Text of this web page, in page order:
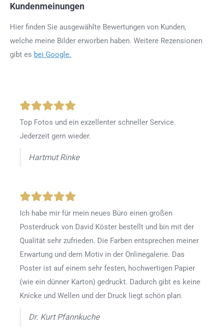
Kundenmeinungen
Hier finden Sie ausgewählte Bewertungen von Kunden,
welche meine Bilder erworben haben. Weitere Rezensionen
gibt es bei Google.
Top Fotos und ein exzellenter schneller Service.
Jederzeit gern wieder.
Hartmut Rinke
Ich habe mir für mein neues Büro einen großen
Posterdruck von David Köster bestellt und bin mit der
Qualität sehr zufrieden. Die Farben entsprechen meiner
Erwartung und dem Motiv in der Onlinegalerie. Das
Poster ist auf einem sehr festen, hochwertigen Papier
(wie ein dünner Karton) gedruckt. Dadurch gibt es keine
Knicke und Wellen und der Druck liegt schön plan.
Dr. Kurt Pfannkuche